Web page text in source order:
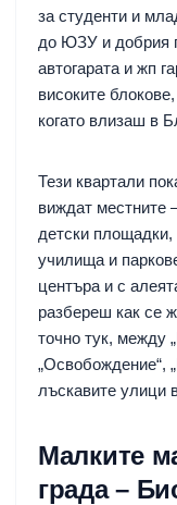
за студенти и
до ЮЗУ и добрия
автогарата и жп
високите
когато влизаш в
Тези квартали
виждат местните
детски площадки,
училища и
центъра и с
разбереш как се
точно тук, между
„Освобождение“,
лъскавите улици
Малките
града –